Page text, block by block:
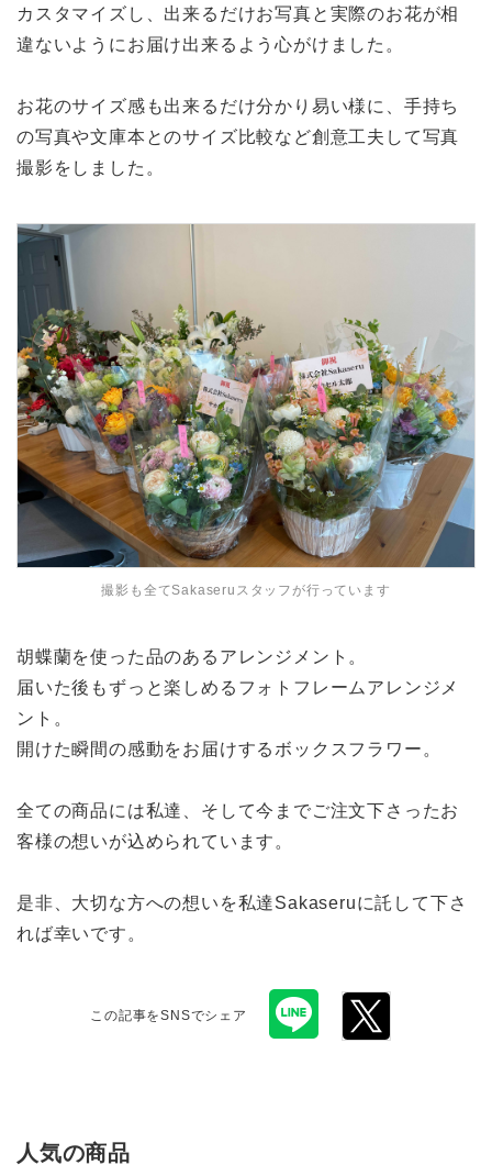
カスタマイズし、出来るだけお写真と実際のお花が相
違ないようにお届け出来るよう心がけました。
お花のサイズ感も出来るだけ分かり易い様に、手持ち
の写真や文庫本とのサイズ比較など創意工夫して写真
撮影をしました。
撮影も全てSakaseruスタッフが行っています
胡蝶蘭を使った品のあるアレンジメント。
届いた後もずっと楽しめるフォトフレームアレンジメ
ント。
開けた瞬間の感動をお届けするボックスフラワー。
全ての商品には私達、そして今までご注文下さったお
客様の想いが込められています。
是非、大切な方への想いを私達Sakaseruに託して下さ
れば幸いです。
この記事をSNSでシェア
人気の商品